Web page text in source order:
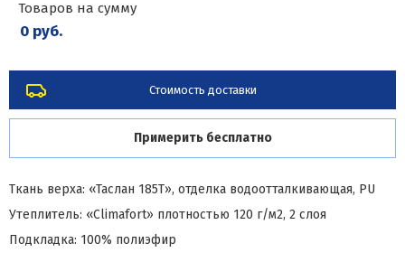
Товаров на сумму
0 руб.
Стоимость доставки
Примерить бесплатно
Ткань верха: «Таслан 185Т», отделка водоотталкивающая, PU
Утеплитель: «Climafort» плотностью 120 г/м2, 2 слоя
Подкладка: 100% полиэфир